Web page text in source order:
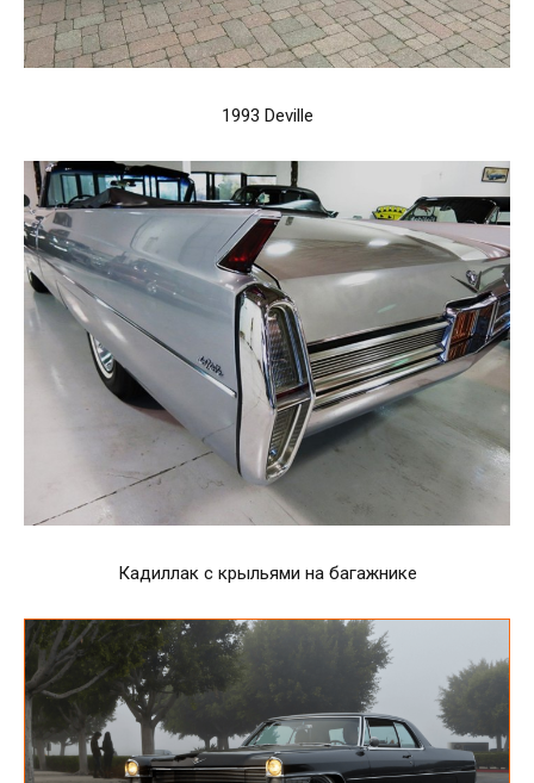
1993 Deville
Кадиллак с крыльями на багажнике